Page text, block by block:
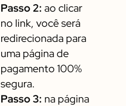
Passo 2: ao clicar
no link, você será
redirecionada para
uma página de
pagamento 100%
segura.
Passo 3: na página